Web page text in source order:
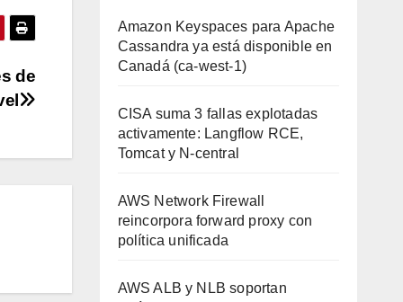
de
Amazon Keyspaces para Apache
Cassandra ya está disponible en
Canadá (ca-west-1)
CISA suma 3 fallas explotadas
activamente: Langflow RCE,
Tomcat y N-central
AWS Network Firewall
reincorpora forward proxy con
política unificada
AWS ALB y NLB soportan